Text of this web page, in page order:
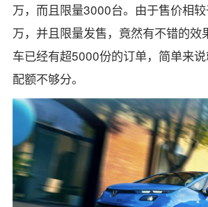
万，而且限量3000台。 由于售价相
万，并且限量发售，竟然有不错的效
车已经有超5000份的订单，简单来
配额不够分。